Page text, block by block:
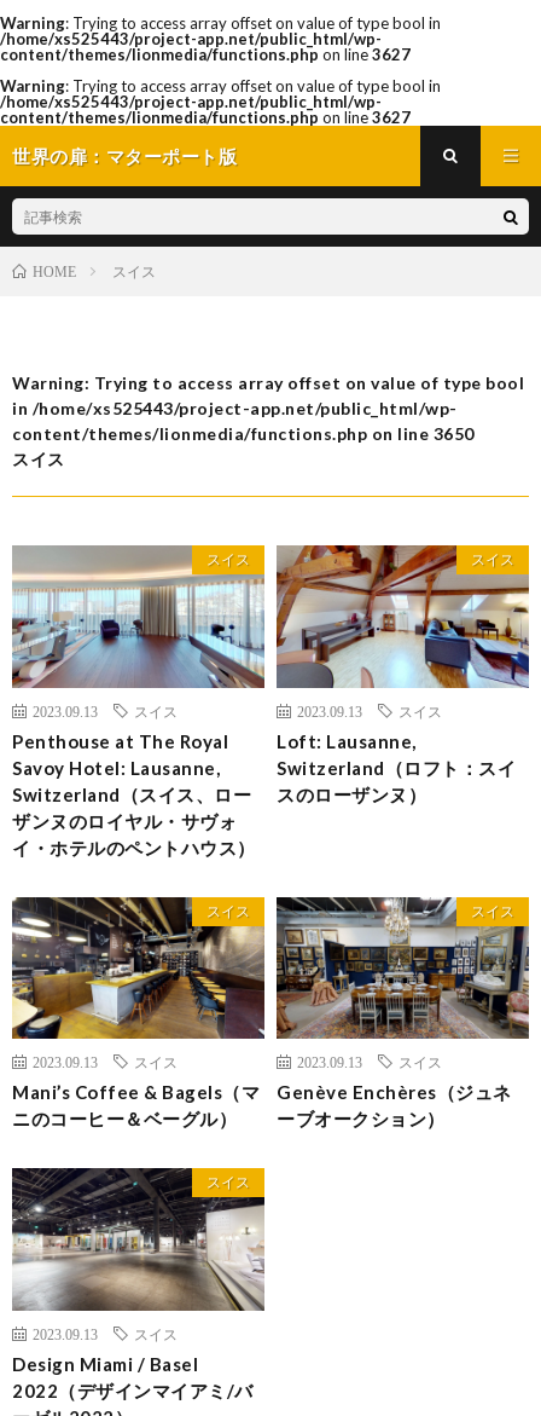
Warning: Trying to access array offset on value of type bool in
/home/xs525443/project-app.net/public_html/wp-
content/themes/lionmedia/functions.php on line3627
Warning: Trying to access array offset on value of type bool in
/home/xs525443/project-app.net/public_html/wp-
content/themes/lionmedia/functions.php on line3627
世界の扉：マターポート版
HOME スイス
Warning: Trying to access array offset on value of type bool
in /home/xs525443/project-app.net/public_html/wp-
content/themes/lionmedia/functions.php on line 3650
スイス
スイス
2023.09.13 スイス
Penthouse at The Royal
Savoy Hotel: Lausanne,
Switzerland（スイス、ロー
ザンヌのロイヤル・サヴォ
イ・ホテルのペントハウス）
スイス
2023.09.13 スイス
Loft: Lausanne,
Switzerland（ロフト：スイ
スのローザンヌ）
スイス
2023.09.13 スイス
Mani’s Coffee & Bagels（マ
ニのコーヒー＆ベーグル）
スイス
2023.09.13 スイス
Genève Enchères（ジュネ
ーブオークション）
スイス
2023.09.13 スイス
Design Miami / Basel
2022（デザインマイアミ/バ